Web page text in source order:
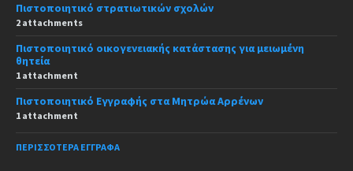
Πιστοποιητικό στρατιωτικών σχολών
2 attachments
Πιστοποιητικό οικογενειακής κατάστασης για μειωμένη
θητεία
1 attachment
Πιστοποιητικό Εγγραφής στα Μητρώα Αρρένων
1 attachment
ΠΕΡΙΣΣΌΤΕΡΑ ΈΓΓΡΑΦΑ